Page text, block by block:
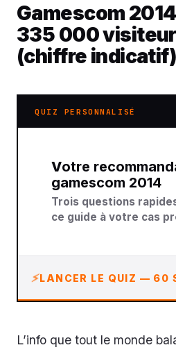
Gamescom
335 000
(chiffre indicatif)
QUIZ PERSONNALISÉ
Votre recommandation sur
gamescom 2014
Trois questions
ce guide à votre cas
LANCER LE QUIZ — 60
L’info que tout le monde